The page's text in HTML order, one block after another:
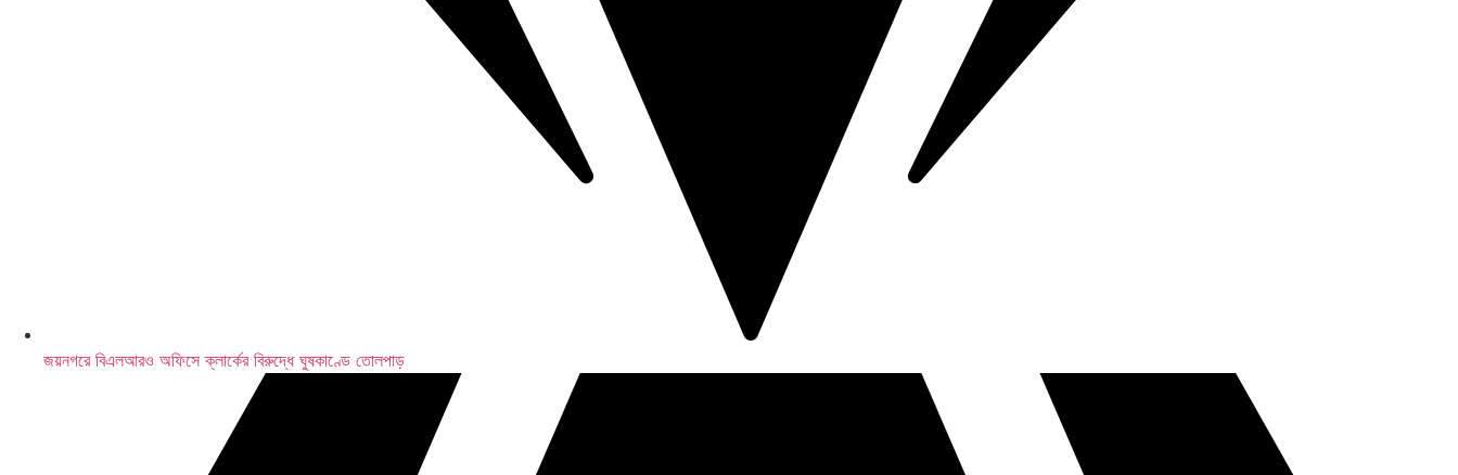
জয়নগরে বিএলআরও অফিসে ক্লার্কের বিরুদ্ধে ঘুষকাণ্ডে তোলপাড়